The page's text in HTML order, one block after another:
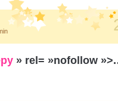
» rel= »nofollow